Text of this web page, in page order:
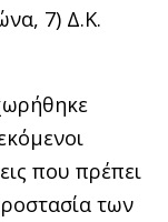
7) Δ.Κ.
που πρέπει
των